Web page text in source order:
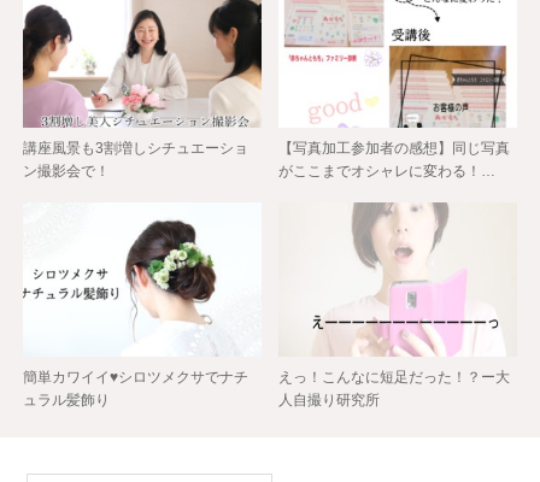
講座風景も3割増しシチュエーショ
ン撮影会で！
【写真加工参加者の感想】同じ写真
がここまでオシャレに変わる！…
簡単カワイイ♥シロツメクサでナチ
ュラル髪飾り
えっ！こんなに短足だった！？ー大
人自撮り研究所